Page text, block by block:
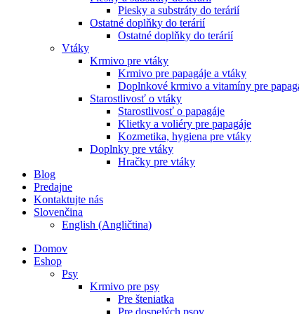
Piesky a substráty do terárií
Ostatné doplňky do terárií
Ostatné doplňky do terárií
Vtáky
Krmivo pre vtáky
Krmivo pre papagáje a vtáky
Doplnkové krmivo a vitamíny pre
Starostlivosť o vtáky
Starostlivosť o papagáje
Klietky a voliéry pre papagáje
Kozmetika, hygiena pre vtáky
Doplnky pre vtáky
Hračky pre vtáky
Blog
Predajne
Kontaktujte nás
Slovenčina
English (Angličtina)
Domov
Eshop
Psy
Krmivo pre psy
Pre šteniatka
Pre dospelých psov